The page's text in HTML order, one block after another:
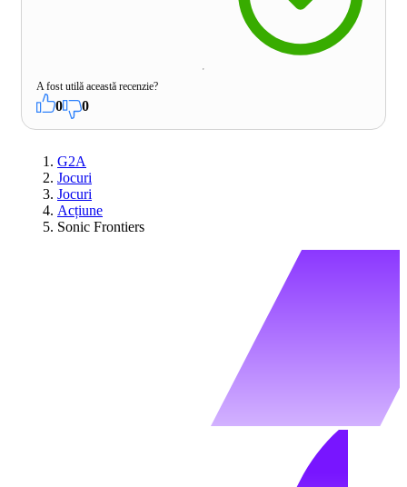
A fost utilă această recenzie?
0 0
G2A
Jocuri
Jocuri
Acțiune
Sonic Frontiers